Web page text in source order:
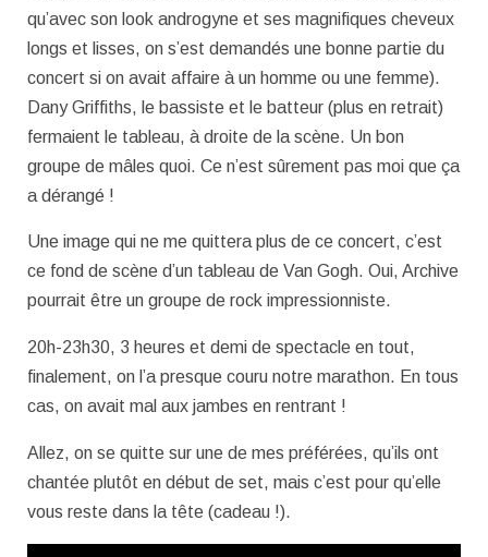
qu’avec son look androgyne et ses magnifiques cheveux
longs et lisses, on s’est demandés une bonne partie du
concert si on avait affaire à un homme ou une femme).
Dany Griffiths, le bassiste et le batteur (plus en retrait)
fermaient le tableau, à droite de la scène. Un bon
groupe de mâles quoi. Ce n’est sûrement pas moi que ça
a dérangé !
Une image qui ne me quittera plus de ce concert, c’est
ce fond de scène d’un tableau de Van Gogh. Oui, Archive
pourrait être un groupe de rock impressionniste.
20h-23h30, 3 heures et demi de spectacle en tout,
finalement, on l’a presque couru notre marathon. En tous
cas, on avait mal aux jambes en rentrant !
Allez, on se quitte sur une de mes préférées, qu’ils ont
chantée plutôt en début de set, mais c’est pour qu’elle
vous reste dans la tête (cadeau !).